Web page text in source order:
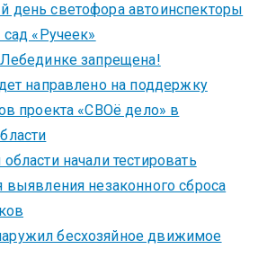
день светофора автоинспекторы
«Ручеек»
запрещена!
направлено на поддержку
проекта «СВОё дело» в
начали тестировать
выявления незаконного сброса
бесхозяйное движимое